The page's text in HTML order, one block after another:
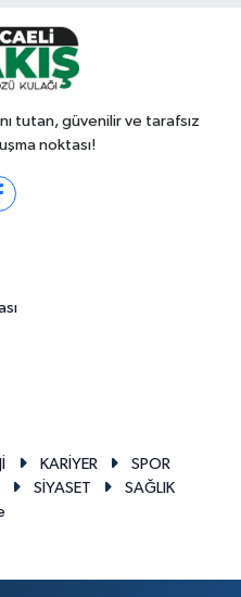
tutan, güvenilir ve tarafsız
noktası!
KARİYER
SPOR
SİYASET
SAĞLIK